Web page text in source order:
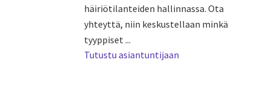
häiriötilanteiden hallinnassa. Ota
yhteyttä, niin keskustellaan minkä
tyyppiset ...
Tutustu asiantuntijaan